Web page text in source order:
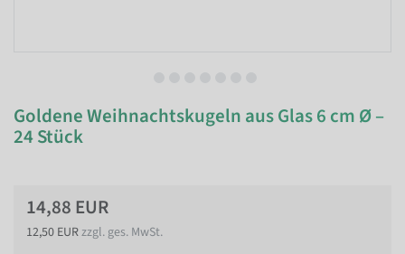
Goldene Weihnachtskugeln aus Glas 6 cm Ø –
24 Stück
14,88 EUR
12,50 EURzzgl. ges. MwSt.